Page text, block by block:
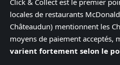
Click & Collect est le premier
locales de restaurants
Châteaudun) mentionnent les
moyens de paiement acceptés,
varient fortement selon le